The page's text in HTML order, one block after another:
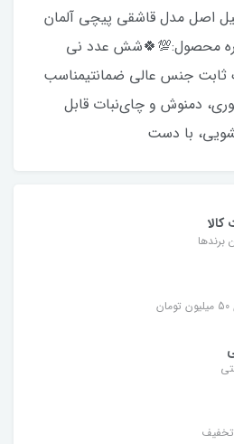
اصل مدل قاشقی پیچی آلمان
محصول:💯🍀شش عدد نی
جنس عالی ضمانتیمناسب
دمنوش و چای‌نبات قابل
با دست
برندها